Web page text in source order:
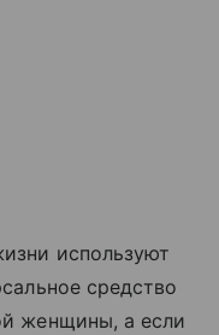
используют
средство
женщины, а если